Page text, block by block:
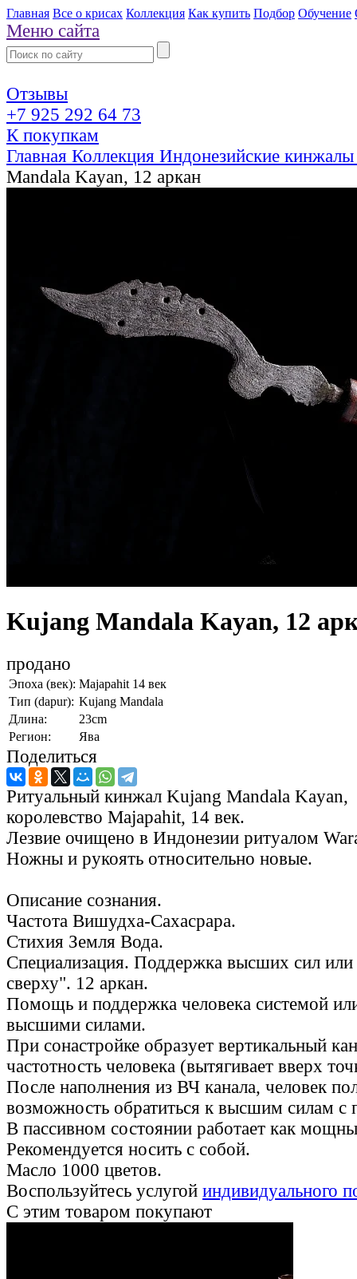
Главная Все о крисах Коллекция Как купить Подбор Обучение
Меню сайта
Отзывы
+7 925 292 64 73
К покупкам
Главная Коллекция Индонезийские
Mandala Kayan, 12 аркан
Kujang Mandala Kayan, 12
продано
Эпоха (век): Majapahit 14 век
Тип (dapur): Kujang Mandala
Длина:
23cm
Регион:
Ява
Поделиться
Ритуальный кинжал Kujang Mandala Kayan,
королевство Majapahit, 14 век.
Лезвие очищено в Индонезии ритуалом
Ножны и рукоять относительно новые.
Описание сознания.
Частота Вишудха-Сахасрара.
Стихия Земля Вода.
Специализация. Поддержка высших сил
сверху". 12 аркан.
Помощь и поддержка человека системой
высшими силами.
При сонастройке образует вертикальный
частотность человека (вытягивает вверх
После наполнения из ВЧ канала, человек
возможность обратиться к высшим силам с
В пассивном состоянии работает как
Рекомендуется носить с собой.
Масло 1000 цветов.
Воспользуйтесь услугой индивидуального
С этим товаром покупают